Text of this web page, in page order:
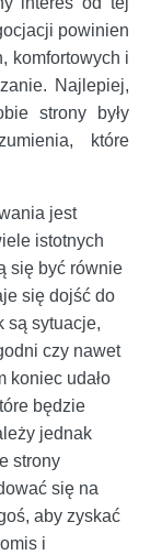
powinien
komfortowych i
Najlepiej,
strony były
które
jest
istotnych
się być równie
się dojść do
są sytuacje,
czy nawet
koniec udało
będzie
jednak
strony
się na
aby zyskać
i